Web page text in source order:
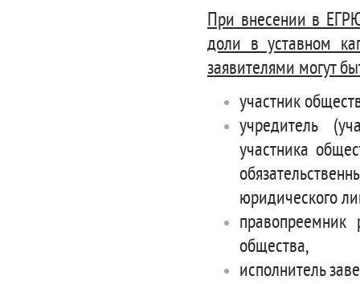
При внесении в
доли в уставном
заявителями могут
участник
учредитель
участника
юридического
правопреемник
общества,
исполнитель